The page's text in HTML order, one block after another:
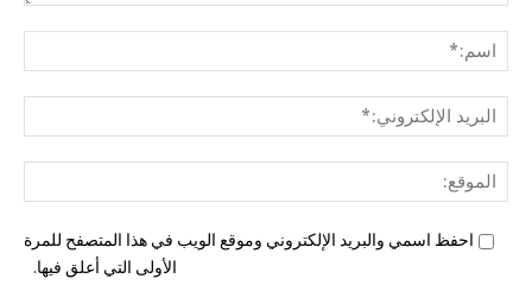
احفظ اسمي والبريد الإلكتروني وموقع الويب في هذا المتصفح للمرة
الأولى التي أعلق فيها.